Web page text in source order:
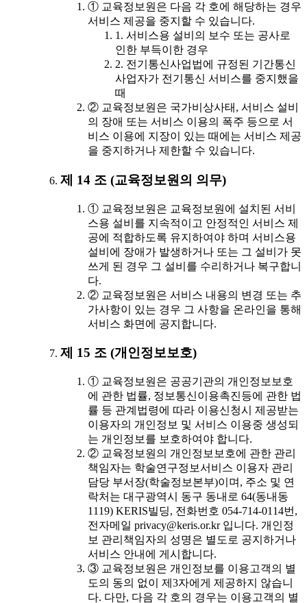
① 교육정보원은 다음 각 호에 해당하는 경우
서비스 제공을 중지할 수 있습니다.
1. 서비스용 설비의 보수 또는 공사로
인한 부득이한 경우
2. 전기통신사업법에 규정된 기간통신
사업자가 전기통신 서비스를 중지했을
때
② 교육정보원은 국가비상사태, 서비스 설비
의 장애 또는 서비스 이용의 폭주 등으로 서
비스 이용에 지장이 있는 때에는 서비스 제공
을 중지하거나 제한할 수 있습니다.
제 14 조 (교육정보원의 의무)
① 교육정보원은 교육정보원에 설치된 서비
스용 설비를 지속적이고 안정적인 서비스 제
공에 적합하도록 유지하여야 하며 서비스용
설비에 장애가 발생하거나 또는 그 설비가 못
쓰게 된 경우 그 설비를 수리하거나 복구합니
다.
② 교육정보원은 서비스 내용의 변경 또는 추
가사항이 있는 경우 그 사항을 온라인을 통해
서비스 화면에 공지합니다.
제 15 조 (개인정보보호)
① 교육정보원은 공공기관의 개인정보보호
에 관한 법률, 정보통신이용촉진등에 관한 법
률 등 관계법령에 따라 이용신청시 제공받는
이용자의 개인정보 및 서비스 이용중 생성되
는 개인정보를 보호하여야 합니다.
② 교육정보원의 개인정보보호에 관한 관리
책임자는 학술연구정보서비스 이용자 관리
담당 부서장(학술정보본부)이며, 주소 및 연
락처는 대구광역시 동구 동내로 64(동내동
1119) KERIS빌딩, 전화번호 054-714-0114번,
전자메일 privacy@keris.or.kr 입니다. 개인정
보 관리책임자의 성명은 별도로 공지하거나
서비스 안내에 게시합니다.
③ 교육정보원은 개인정보를 이용고객의 별
도의 동의 없이 제3자에게 제공하지 않습니
다. 다만, 다음 각 호의 경우는 이용고객의 별